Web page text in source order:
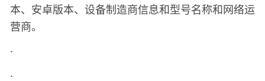
本、安卓版本、设备制造商信息和型号名称和网络运
营商。
·
·